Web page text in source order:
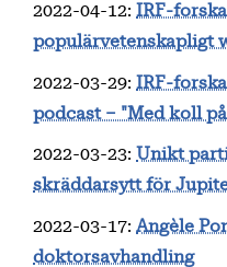
2022-04-12: IRF-
populärvetenskapligt
2022-03-29: IRF-
podcast – "Med koll
2022-03-23: Unikt
skräddarsytt för
2022-03-17: Angèle
doktorsavhandling